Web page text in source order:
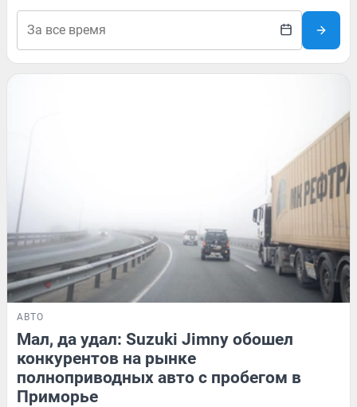
АВТО
Мал, да удал: Suzuki Jimny обошел
конкурентов на рынке
полноприводных авто с пробегом в
Приморье